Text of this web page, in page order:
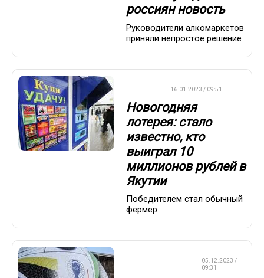
россиян новость
Руководители алкомаркетов
приняли непростое решение
16.01.2023 / 09:51
Новогодняя
лотерея: стало
известно, кто
выиграл 10
миллионов рублей в
Якутии
Победителем стал обычный
фермер
05.12.2023 /
09:31